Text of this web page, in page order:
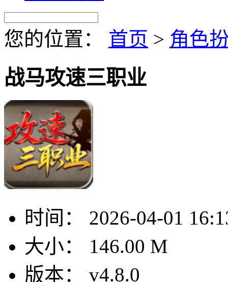
您的位置： 首页 > 角色
战马攻速三职业
时间：
2026-04-01
大小：
146.00 M
版本：
v4.8.0